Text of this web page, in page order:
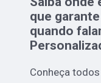
que
quando
Conheça